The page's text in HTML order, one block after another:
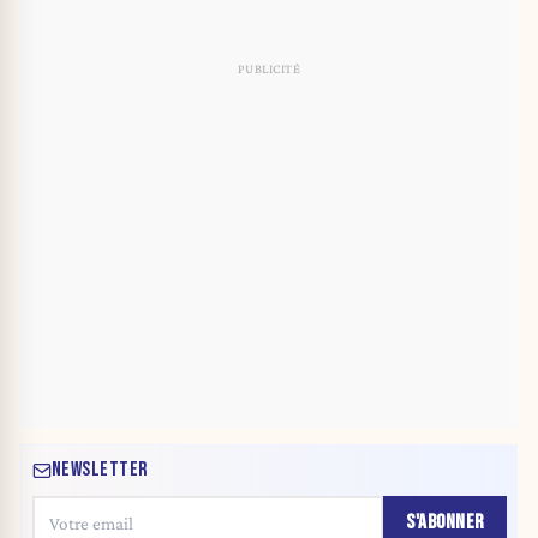
NEWSLETTER
S'ABONNER